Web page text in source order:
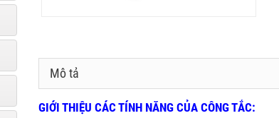
Mô tả
GIỚI THIỆU CÁC TÍNH NĂNG CỦA CÔNG TẮC: